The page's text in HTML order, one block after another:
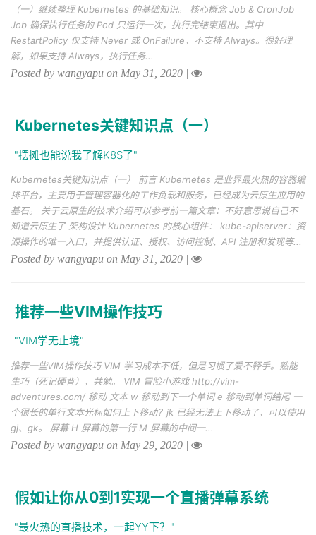
（一）继续整理 Kubernetes 的基础知识。 核心概念 Job & CronJob
Job 确保执行任务的 Pod 只运行一次，执行完结束退出。其中
RestartPolicy 仅支持 Never 或 OnFailure，不支持 Always。很好理
解，如果支持 Always，执行任务...
Posted by wangyapu on May 31, 2020 |
Kubernetes关键知识点（一）
"摆摊也能说我了解K8S了"
Kubernetes关键知识点（一） 前言 Kubernetes 是业界最火热的容器编
排平台，主要用于管理容器化的工作负载和服务，已经成为云原生应用的
基石。 关于云原生的技术介绍可以参考前一篇文章：不好意思说自己不
知道云原生了 架构设计 Kubernetes 的核心组件： kube-apiserver：资
源操作的唯一入口，并提供认证、授权、访问控制、API 注册和发现等...
Posted by wangyapu on May 31, 2020 |
推荐一些VIM操作技巧
"VIM学无止境"
推荐一些VIM操作技巧 VIM 学习成本不低，但是习惯了爱不释手。熟能
生巧（死记硬背），共勉。 VIM 冒险小游戏 http://vim-
adventures.com/ 移动 文本 w 移动到下一个单词 e 移动到单词结尾 一
个很长的单行文本光标如何上下移动？jk 已经无法上下移动了，可以使用
gj、gk。 屏幕 H 屏幕的第一行 M 屏幕的中间一...
Posted by wangyapu on May 29, 2020 |
假如让你从0到1实现一个直播弹幕系统
"最火热的直播技术，一起YY下？"